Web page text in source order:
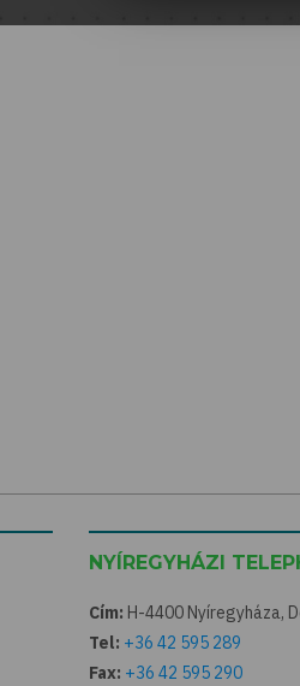
NYÍREGYHÁZI
Cím: H-4400 Nyíregyháza,
Tel: +36 42 595 289
Fax: +36 42 595 290